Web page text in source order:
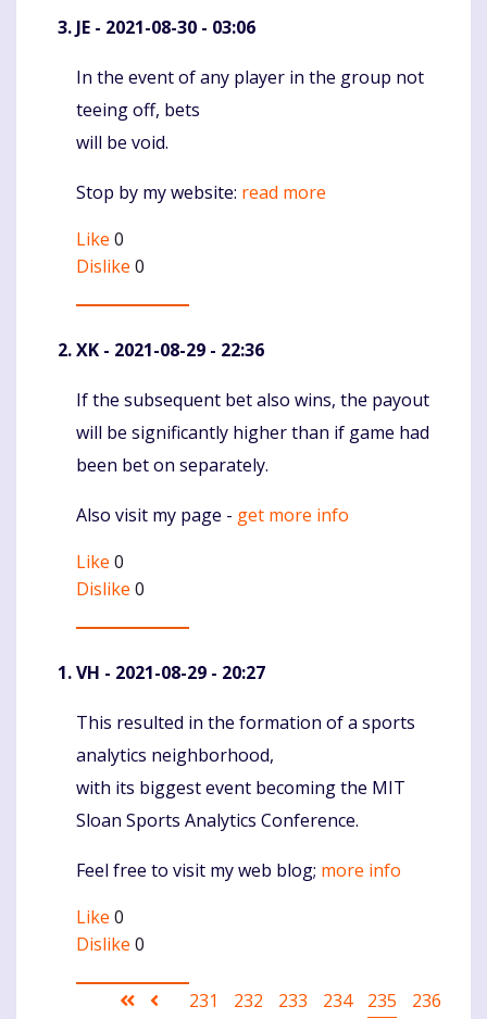
JE - 2021-08-30 - 03:06
Komentaras
In the event of any player in the group not
teeing off, bets
will be void.
Stop by my website: read more
Like 0
Dislike 0
XK - 2021-08-29 - 22:36
Komentaras
If the subsequent bet also wins, the payout
will be significantly higher than if game had
been bet on separately.
Also visit my page - get more info
Like 0
Dislike 0
VH - 2021-08-29 - 20:27
Komentaras
This resulted in the formation of a sports
analytics neighborhood,
with its biggest event becoming the MIT
Sloan Sports Analytics Conference.
Feel free to visit my web blog; more info
Like 0
Dislike 0
Pagination
First Ankstesnis
Puslapis
231 Puslapis
232 Puslapis
233 Puslapis
234
Current
235 Puslapis
236